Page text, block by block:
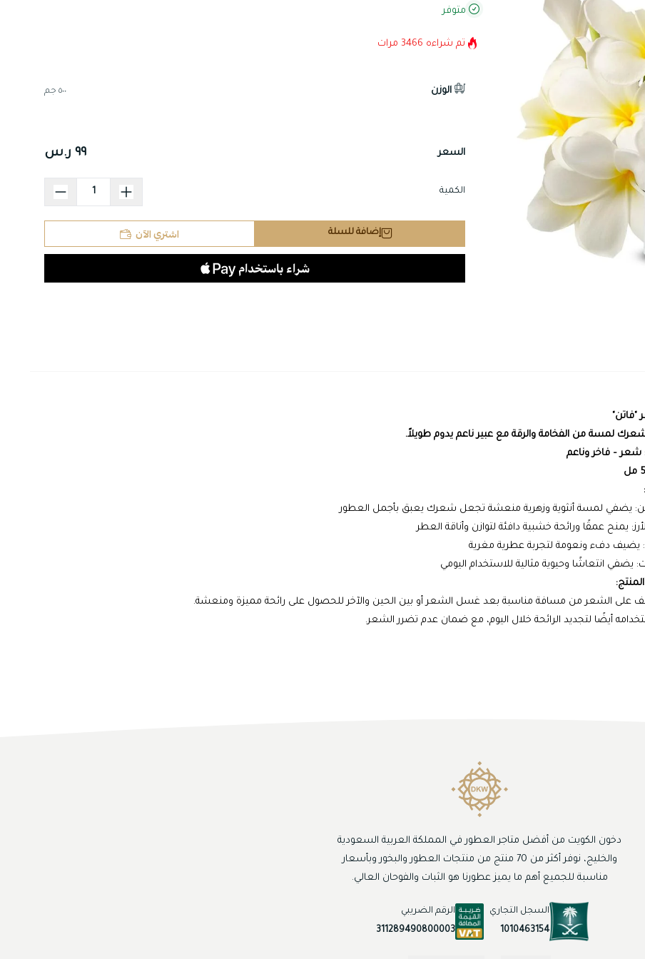
متوفر
تم شراءه 3466 مرات
الوزن ٥٠٠ جم
السعر ٩٩ ر.س
الكمية
إضافة للسلة اشتري الآن
"فاتن"
لمسة من الفخامة والرقة مع عبير ناعم يدوم طويلاً.
شعر – فاخر وناعم
يضفي لمسة أنثوية وزهرية منعشة تجعل شعرك يعبق بأجمل العطور
يمنح عمقًا ورائحة خشبية دافئة لتوازن وأناقة العطر
يضيف دفء ونعومة لتجربة عطرية مغرية
يضفي انتعاشًا وحيوية مثالية للاستخدام اليومي
على الشعر من مسافة مناسبة بعد غسل الشعر أو بين الحين والآخر للحصول على رائحة مميزة ومنعشة.
أيضًا لتجديد الرائحة خلال اليوم، مع ضمان عدم تضرر الشعر.
دخون الكويت من أفضل متاجر العطور في المملكة العربية السعودية
والخليج، نوفر أكثر من 70 منتج من منتجات العطور والبخور وبأسعار
مناسبة للجميع أهم ما يميز عطورنا هو الثبات والفوحان العالي.
السجل التجاري
1010463154
الرقم الضريبي
311289490800003